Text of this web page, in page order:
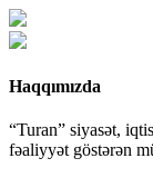
Haqqımızda
“Turan” siyasət,
fəaliyyət göstərən